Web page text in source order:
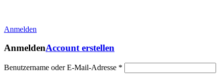
Anmelden
AnmeldenAccount erstellen
Benutzername oder E-Mail-Adresse *